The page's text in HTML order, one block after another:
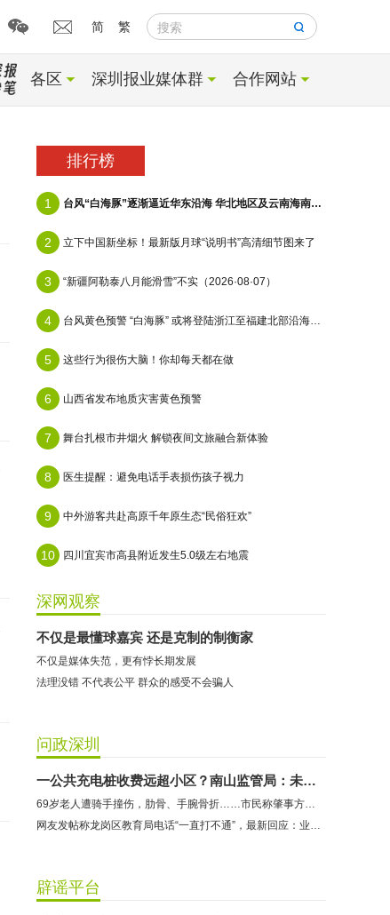
简 繁 搜索
各区 深圳报业媒体群 合作网站
排行榜
1 台风“白海豚”逐渐逼近华东沿海 华北地区及云南海南等地有降雨
2 立下中国新坐标！最新版月球“说明书”高清细节图来了
3 “新疆阿勒泰八月能滑雪”不实（2026·08·07）
4 台风黄色预警 “白海豚” 或将登陆浙江至福建北部沿海地区
5 这些行为很伤大脑！你却每天都在做
6 山西省发布地质灾害黄色预警
7 舞台扎根市井烟火 解锁夜间文旅融合新体验
8 医生提醒：避免电话手表损伤孩子视力
9 中外游客共赴高原千年原生态“民俗狂欢”
10 四川宜宾市高县附近发生5.0级左右地震
深网观察
不仅是最懂球嘉宾 还是克制的制衡家
不仅是媒体失范，更有悖长期发展
​法理没错 不代表公平 群众的感受不会骗人
问政深圳
一公共充电桩收费远超小区？南山监管局：未违反《价格法》
69岁老人遭骑手撞伤，肋骨、手腕骨折……市民称肇事方拒绝出具赔偿方案，交管：依法依规核查处置
网友发帖称龙岗区教育局电话“一直打不通”，最新回应：业务人员因公外出未能及时接听
辟谣平台
哈尔特健身：商家拒不配合调解